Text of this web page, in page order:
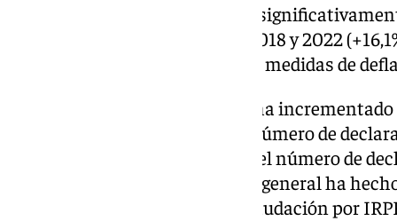
Así, ha aclarado que ha crecido
presentadas, de 566.536 entre 2018 y 2022
(+4,2%), tras la aplicación de las medidas de
También, ha subrayado que se ha
encima de lo que ha crecido el número de
incremento experimentado en el número de
33.000 euros de base liquidable general ha
el 84% del incremento de la recaudación por